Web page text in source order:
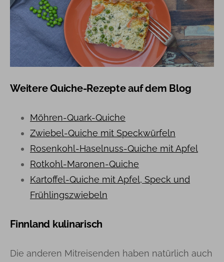
Weitere Quiche-Rezepte auf dem Blog
Möhren-Quark-Quiche
Zwiebel-Quiche mit Speckwürfeln
Rosenkohl-Haselnuss-Quiche mit Apfel
Rotkohl-Maronen-Quiche
Kartoffel-Quiche mit Apfel, Speck und
Frühlingszwiebeln
Finnland kulinarisch
Die anderen Mitreisenden haben natürlich auch